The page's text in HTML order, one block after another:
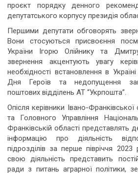
проєкт порядку денного
депутатського корпусу президія
Першими депутати обговорять
Вони стосуються присвоєння
України Ігорю Олійнику та
звернення акцентують увагу
необхідності встановлення в
Дня Героїв та недопущення
поштових відділень АТ “Укрпошта”.
Опісля керівники Івано-
та Головного Управління
Франківській області представлять
інформацію про діяльність
підрозділів за перше півріччя
свою діяльність представить
ради з питань аграрної політики,